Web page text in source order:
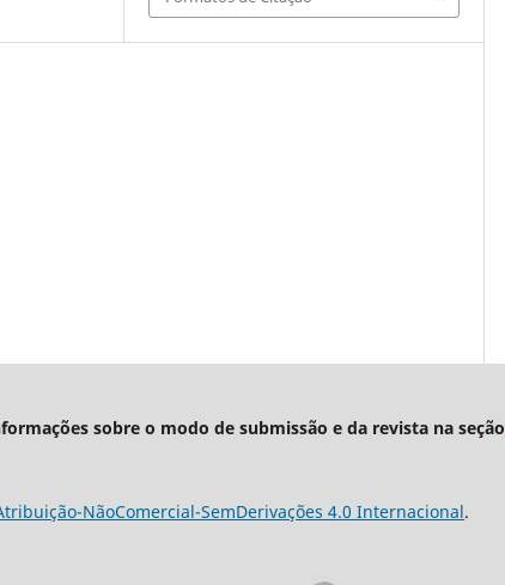
sobre o modo de submissão e da revista na seção
NãoComercial-SemDerivações 4.0 Internacional.